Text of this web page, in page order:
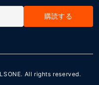
購読する
. All rights reserved.